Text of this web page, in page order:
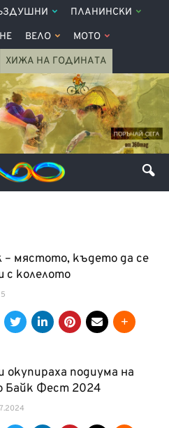
ПЛАНИНСКИ
ВЕЛО МОТО
ХИЖА НА ГОДИНАТА
– мястото, където да се
с колелото
окупираха подиума на
Байк Фест 2024